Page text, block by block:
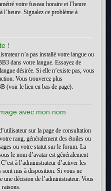
votre fuseau horaire et l’heure
l’heure. Signalez ce problème à
!
n’a pas installé votre langue ou
dans votre langue. Essayez de
désirée. Si elle n’existe pas, vous
Vous trouverez plus
(voir le lien en bas de page).
avec mon nom
sur la page de consultation
rang, généralement des étoiles ou
ou votre statut sur le forum. La
le nom d’avatar est généralement
à l’administrateur d’activer les
sont mis à disposition. Si vous ne
une décision de l’administrateur. Vous
raisons.